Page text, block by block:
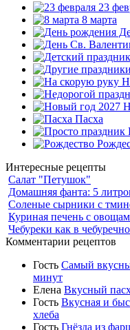
23
8 марта
Пасха
Интересные рецепты
Салат "Петушок"
Домашняя фанта: 5
Соленые сырники с
Куриная печень с
Чебуреки как в
Комментарии рецептов
Гость Самый
минут
Елена Вкусный
Гость Вкусная и
хлеба
Гость Гнёзда из